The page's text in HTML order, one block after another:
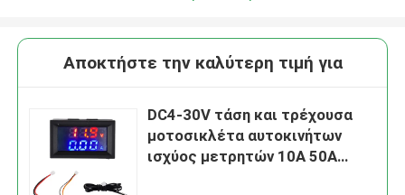
Αποκτήστε την καλύτερη τιμή για
DC4-30V τάση και τρέχουσα
μοτοσικλέτα αυτοκινήτων
ισχύος μετρητών 10A 50A